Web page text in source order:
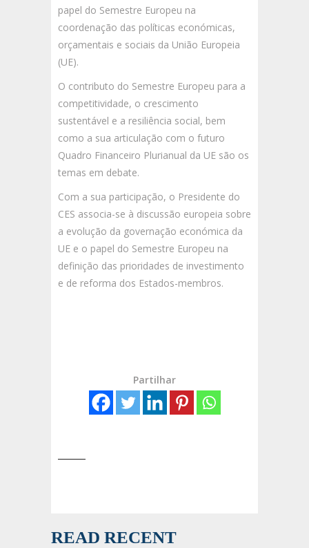
papel do Semestre Europeu na
coordenação das políticas económicas,
orçamentais e sociais da União Europeia
(UE).
O contributo do Semestre Europeu para a
competitividade, o crescimento
sustentável e a resiliência social, bem
como a sua articulação com o futuro
Quadro Financeiro Plurianual da UE são os
temas em debate.
Com a sua participação, o Presidente do
CES associa-se à discussão europeia sobre
a evolução da governação económica da
UE e o papel do Semestre Europeu na
definição das prioridades de investimento
e de reforma dos Estados-membros.
Partilhar
READ RECENT